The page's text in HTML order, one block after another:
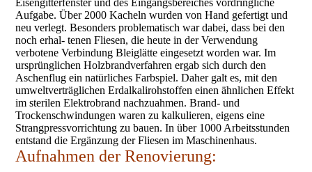
Eisengitterfenster und des Eingangsbereiches vordringliche
Aufgabe. Über 2000 Kacheln wurden von Hand gefertigt und
neu verlegt. Besonders problematisch war dabei, dass bei den
noch erhal- tenen Fliesen, die heute in der Verwendung
verbotene Verbindung Bleiglätte eingesetzt worden war. Im
ursprünglichen Holzbrandverfahren ergab sich durch den
Aschenflug ein natürliches Farbspiel. Daher galt es, mit den
umweltverträglichen Erdalkalirohstoffen einen ähnlichen Effekt
im sterilen Elektrobrand nachzuahmen. Brand- und
Trockenschwindungen waren zu kalkulieren, eigens eine
Strangpressvorrichtung zu bauen. In über 1000 Arbeitsstunden
entstand die Ergänzung der Fliesen im Maschinenhaus.
Aufnahmen der Renovierung: